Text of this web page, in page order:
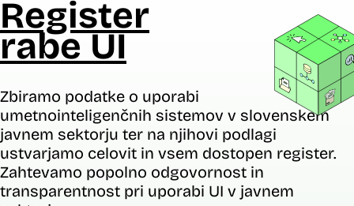
Register
rabe UI
Zbiramo podatke o uporabi
umetnointeligenčnih sistemov v slovenskem
javnem sektorju ter na njihovi podlagi
ustvarjamo celovit in vsem dostopen register.
Zahtevamo popolno odgovornost in
transparentnost pri uporabi UI v javnem